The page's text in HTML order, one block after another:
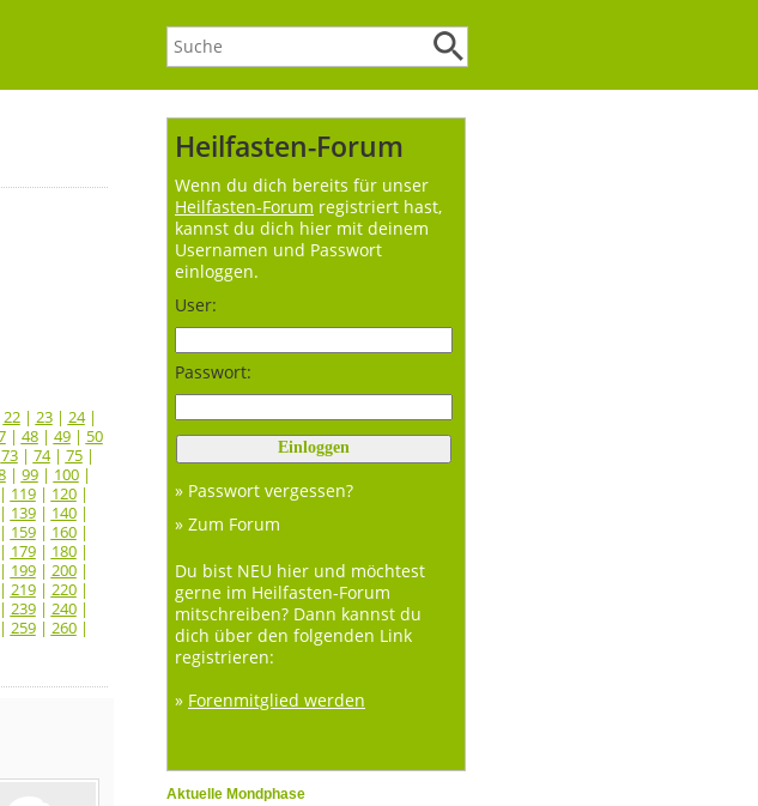
Heilfasten-Forum
Wenn du dich bereits für unser
Heilfasten-Forum registriert hast,
kannst du dich hier mit deinem
Usernamen und Passwort
einloggen.
User:
Passwort:
» Passwort vergessen?
» Zum Forum
Du bist NEU hier und möchtest
gerne im Heilfasten-Forum
mitschreiben? Dann kannst du
dich über den folgenden Link
registrieren:
» Forenmitglied werden
Aktuelle Mondphase
22| 23| 24|
| 48| 49| 50
73| 74| 75|
| 99| 100|
119| 120|
139| 140|
159| 160|
179| 180|
199| 200|
219| 220|
239| 240|
259| 260|